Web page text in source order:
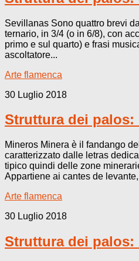
Sevillanas Sono quattro brevi
ternario, in 3/4 (o in 6/8), con
primo e sul quarto) e frasi
ascoltatore...
Arte flamenca
30 Luglio 2018
Struttura dei palos:
Mineros Minera è il fandango
caratterizzato dalle letras
tipico quindi delle zone
Appartiene ai cantes de
Arte flamenca
30 Luglio 2018
Struttura dei palos: